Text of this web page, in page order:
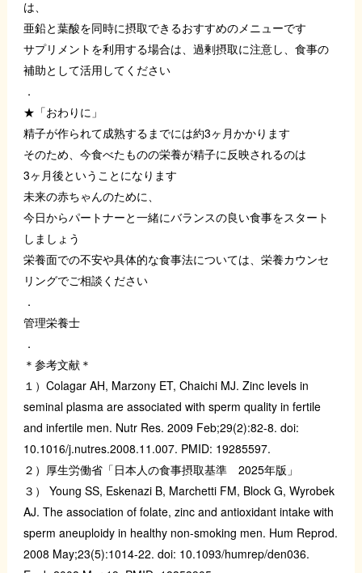
は、
亜鉛と葉酸を同時に摂取できるおすすめのメニューです
サプリメントを利用する場合は、過剰摂取に注意し、食事の
補助として活用してください
．
★「おわりに」
精子が作られて成熟するまでには約3ヶ月かかります
そのため、今食べたものの栄養が精子に反映されるのは
3ヶ月後ということになります
未来の赤ちゃんのために、
今日からパートナーと一緒にバランスの良い食事をスタート
しましょう
栄養面での不安や具体的な食事法については、栄養カウンセ
リングでご相談ください
．
管理栄養士
．
＊参考文献＊
１）Colagar AH, Marzony ET, Chaichi MJ. Zinc levels in
seminal plasma are associated with sperm quality in fertile
and infertile men. Nutr Res. 2009 Feb;29(2):82-8. doi:
10.1016/j.nutres.2008.11.007. PMID: 19285597.
２）厚生労働省「日本人の食事摂取基準 2025年版」
３） Young SS, Eskenazi B, Marchetti FM, Block G, Wyrobek
AJ. The association of folate, zinc and antioxidant intake with
sperm aneuploidy in healthy non-smoking men. Hum Reprod.
2008 May;23(5):1014-22. doi: 10.1093/humrep/den036.